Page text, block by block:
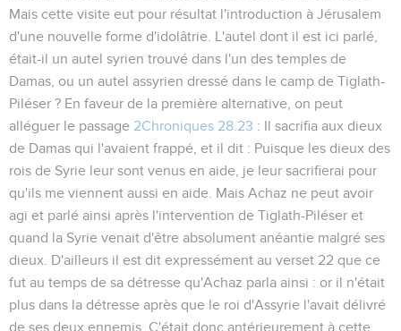
Mais cette visite eut pour résultat l'introduction à Jérusalem
d'une nouvelle forme d'idolâtrie. L'autel dont il est ici parlé,
était-il un autel syrien trouvé dans l'un des temples de
Damas, ou un autel assyrien dressé dans le camp de Tiglath-
Piléser ? En faveur de la première alternative, on peut
alléguer le passage 2Chroniques 28.23 : Il sacrifia aux dieux
de Damas qui l'avaient frappé, et il dit : Puisque les dieux des
rois de Syrie leur sont venus en aide, je leur sacrifierai pour
qu'ils me viennent aussi en aide . Mais Achaz ne peut avoir
agi et parlé ainsi après l'intervention de Tiglath-Piléser et
quand la Syrie venait d'être absolument anéantie malgré ses
dieux. D'ailleurs il est dit expressément au verset 22 que ce
fut au temps de sa détresse qu'Achaz parla ainsi : or il n'était
plus dans la détresse après que le roi d'Assyrie l'avait délivré
de ses deux ennemis. C'était donc antérieurement à cette